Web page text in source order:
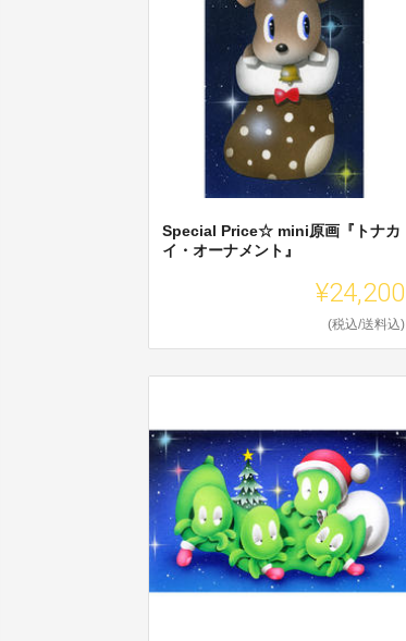
Special Price☆ mini原画『トナカ
イ・オーナメント』
¥24,200
(税込/送料込)